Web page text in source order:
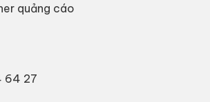
quảng cáo
64 27